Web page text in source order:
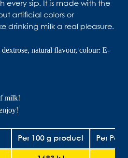
every sip. It is made with the
artificial colors or
drinking milk a real pleasure.
dextrose, natural flavour, colour: E-
milk!
Per 100 g product Per